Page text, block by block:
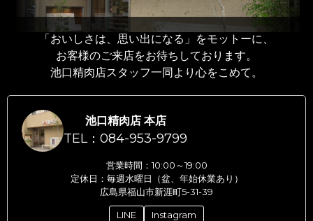
「おいしさは、思い出になる」をモットーに、
お客様のご来店をお待ちしております。
池口精肉店スタッフ一同より心をこめて。
池口精肉店 本店
TEL：084-953-9799
営業時間：10:00～19:00
定休日：毎週水曜日（盆、年始休業あり）
広島県福山市新涯町5-31-39
LINE Instagram